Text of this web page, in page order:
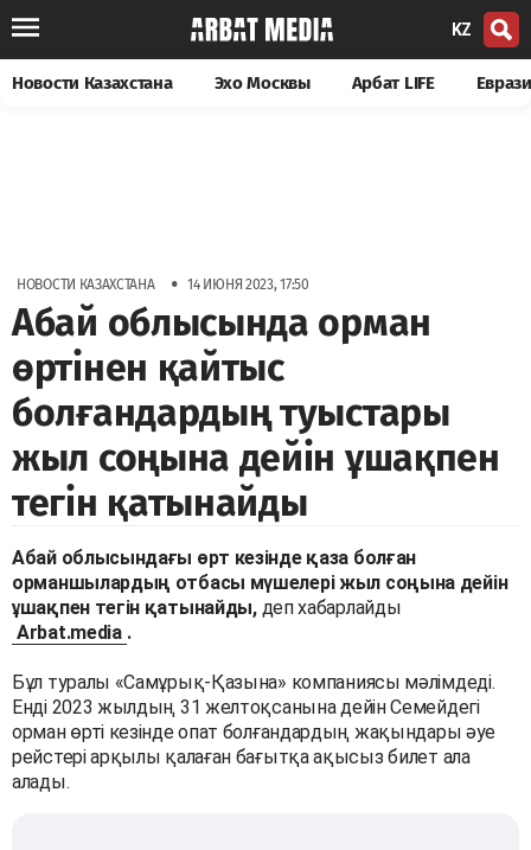
KZ
Новости Казахстана Эхо Москвы Арбат LIFE
НОВОСТИ КАЗАХСТАНА • 14 ИЮНЯ 2023, 17:50
Абай облысында орман
өртінен қайтыс
болғандардың туыстары
жыл соңына дейін ұшақпен
тегін қатынайды
Абай облысындағы өрт кезінде қаза болған
орманшылардың отбасы мүшелері жыл соңына дейін
ұшақпен тегін қатынайды,деп хабарлайды
Arbat.media .
Бұл туралы «Самұрық-Қазына» компаниясы мәлімдеді.
Енді 2023 жылдың 31 желтоқсанына дейін Семейдегі
орман өрті кезінде опат болғандардың жақындары әуе
рейстері арқылы қалаған бағытқа ақысыз билет ала
алады.